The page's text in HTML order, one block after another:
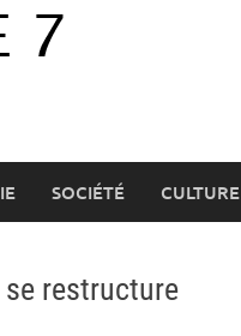
SOCIÉTÉ CULTURE
restructure